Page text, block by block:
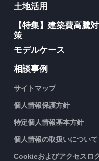
土地活用
【特集】建築費高騰対
策
モデルケース
相談事例
サイトマップ
個人情報保護方針
特定個人情報基本方針
個人情報の取扱いについて
Cookieおよびアクセスロ